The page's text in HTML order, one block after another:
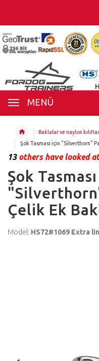
MENÜ
Baklalar ve naylon kılıflar
Şok Tasması için "Silverthorn"
13others have looked
Şok
Çelik Ek
Model: HS72#1069 Extra